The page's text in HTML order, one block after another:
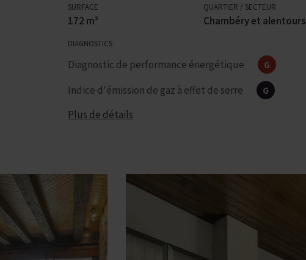
SURFACE
172 m²
QUARTIER / SECTEUR
Chambéry et alentours
DIAGNOSTICS
Diagnostic de performance énergétique G
Indice d'émission de gaz à effet de serre G
Plus de détails